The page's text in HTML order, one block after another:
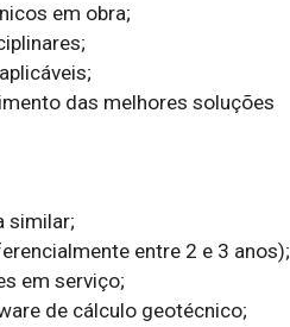
em obra;
das melhores soluções
similar;
entre 2 e 3 anos);
em serviço;
de cálculo geotécnico;